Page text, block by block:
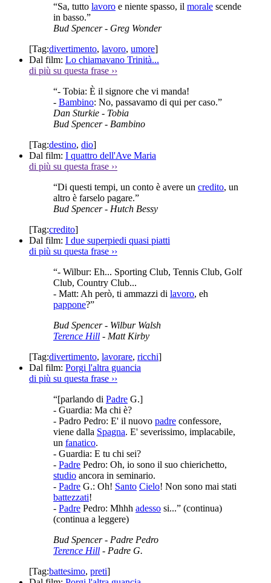
“Sa, tutto lavoro e niente spasso, il morale scende
in basso.”
Bud Spencer- Greg Wonder
[Tag:divertimento, lavoro, umore]
Dal film: Lo chiamavano Trinità...
di più su questa frase ››
“- Tobia: È il signore che vi manda!
- Bambino: No, passavamo di qui per caso.”
Dan Sturkie - Tobia
Bud Spencer- Bambino
[Tag:destino, dio]
Dal film: I quattro dell'Ave Maria
di più su questa frase ››
“Di questi tempi, un conto è avere un credito, un
altro è farselo pagare.”
Bud Spencer- Hutch Bessy
[Tag:credito]
Dal film: I due superpiedi quasi piatti
di più su questa frase ››
“- Wilbur: Eh... Sporting Club, Tennis Club, Golf
Club, Country Club...
- Matt: Ah però, ti ammazzi di lavoro, eh
pappone?”
Bud Spencer- Wilbur Walsh
Terence Hill - Matt Kirby
[Tag:divertimento, lavorare, ricchi]
Dal film: Porgi l'altra guancia
di più su questa frase ››
“[parlando di Padre G.]
- Guardia: Ma chi è?
- Padro Pedro: E' il nuovo padre confessore,
viene dalla Spagna. E' severissimo, implacabile,
un fanatico.
- Guardia: E tu chi sei?
- Padre Pedro: Oh, io sono il suo chierichetto,
studio ancora in seminario.
- Padre G.: Oh! Santo Cielo! Non sono mai stati
battezzati!
- Padre Pedro: Mhhh adesso si...” (continua)
(continua a leggere)
Bud Spencer- Padre Pedro
Terence Hill - Padre G.
[Tag:battesimo, preti]